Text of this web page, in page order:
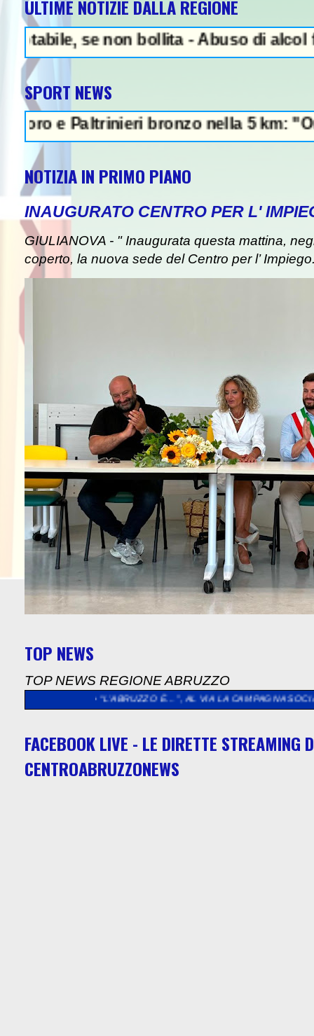
ULTIME NOTIZIE DALLA REGIONE
non bollita - Abuso di alcol fuori
SPORT NEWS
bronzo nella 5 km: "Ora ci
NOTIZIA IN PRIMO PIANO
INAUGURATO CENTRO PER L'
GIULIANOVA - " Inaugurata questa mattina,
coperto, la nuova sede del Centro per l’
TOP NEWS
TOP NEWS REGIONE ABRUZZO
“L’ABRUZZO È…”, AL VIA LA CAMPAGNA SOCIAL DEDICATA
FACEBOOK LIVE - LE DIRETTE STREAMING
CENTROABRUZZONEWS
NEWS IN